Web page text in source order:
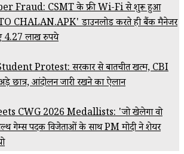
Fraud: CSMT के फ्री Wi-Fi से शुरू हुआ
CHALAN.APK' डाउनलोड करते ही बैंक मैनेजर
4.27 लाख रुपये
Protest: सरकार से बातचीत खत्म, CBI
छात्र, आंदोलन जारी रखने का ऐलान
CWG 2026 Medallists: 'जो खेलेगा वो
गेम्स पदक विजेताओं के साथ PM मोदी ने शेयर